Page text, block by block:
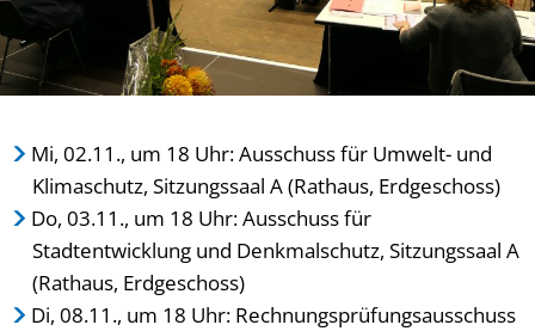
Mi, 02.11., um 18 Uhr: Ausschuss für Umwelt- und
Klimaschutz, Sitzungssaal A (Rathaus, Erdgeschoss)
Do, 03.11., um 18 Uhr: Ausschuss für
Stadtentwicklung und Denkmalschutz, Sitzungssaal A
(Rathaus, Erdgeschoss)
Di, 08.11., um 18 Uhr: Rechnungsprüfungsausschuss